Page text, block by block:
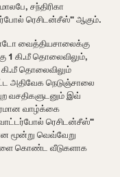
சந்திரிகா
ரெசிடன்சீஸ்" ஆகும்.
வைத்தியசாலைக்கு
1 கி.மீ தொலைவிலும்,
கி.மீ தொலைவிலும்
அதிவேக நெடுஞ்சாலை
வசதிகளுடனும் இவ்
வாழ்க்கை
ரெசிடன்சீஸ்"
மூன்று வெவ்வேறு
கொண்ட வீடுகளாக